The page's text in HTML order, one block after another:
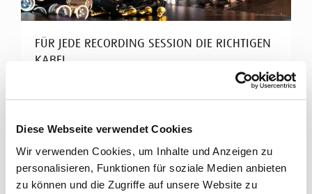
Diese Webseite verwendet Cookies
Wir verwenden Cookies, um Inhalte und Anzeigen zu
personalisieren, Funktionen für soziale Medien anbieten
zu können und die Zugriffe auf unsere Website zu
FÜR JEDE RECORDING SESSION DIE RICHTIGEN
KABEL
Cordial Kabel für Tonstudios
Hochklassiges Studio-Equipment braucht perfekte
Spektrum an ...
Mehr erfahren